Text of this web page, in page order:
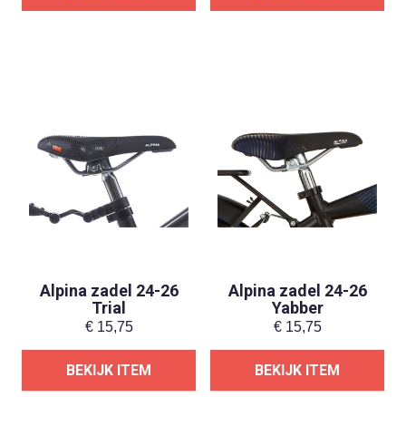
Alpina zadel 24-26
Trial
€15,75
BEKIJK ITEM
Alpina zadel 24-26
Yabber
€15,75
BEKIJK ITEM